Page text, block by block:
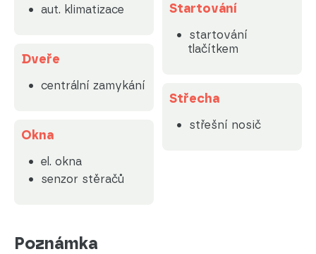
aut. klimatizace
Dveře
centrální zamykání
Okna
el. okna
senzor stěračů
Startování
startování
tlačítkem
Střecha
střešní nosič
Poznámka